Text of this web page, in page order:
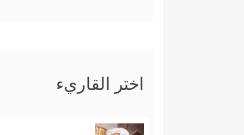
اختر القاريء